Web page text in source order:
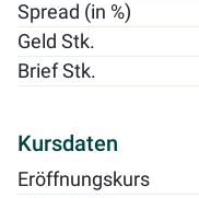
Spread (in %)
Geld Stk.
Brief Stk.
Kursdaten
Eröffnungskurs